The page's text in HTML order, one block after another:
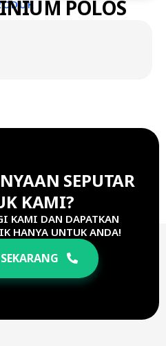
POLOS
SEPUTAR
KAMI?
KAMI DAN DAPATKAN
HANYA UNTUK ANDA!